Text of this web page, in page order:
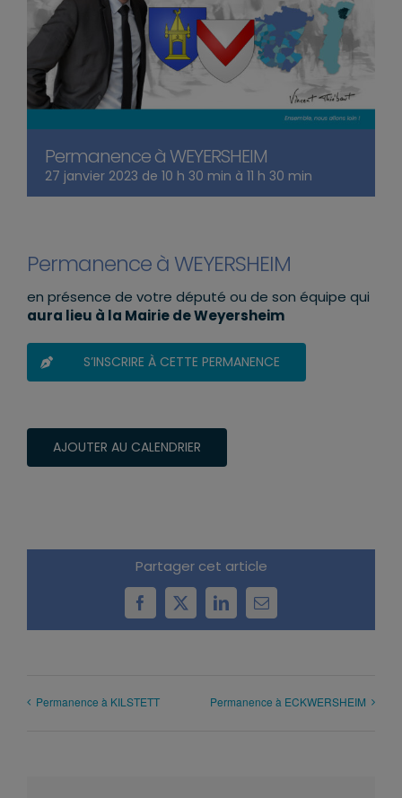
Permanence à WEYERSHEIM
27 janvier 2023 de 10 h 30 min à 11 h 30 min
Permanence à WEYERSHEIM
en présence de votre député ou de son équipe qui
aura lieu à la Mairie de Weyersheim
S’INSCRIRE À CETTE PERMANENCE
AJOUTER AU CALENDRIER
Partager cet article
Facebook
X LinkedInEmail
Permanence à KILSTETT Permanence à ECKWERSHEIM